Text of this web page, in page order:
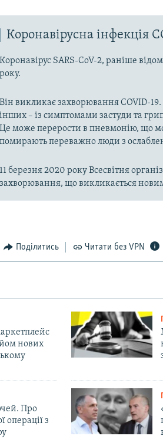
Коронавірусна інфекція
Коронавірус SARS-CoV-2, раніше
року.
Він викликає захворювання COVID-
інших – із симптомами застуди та
Це може перерости в пневмонію, що
помирають переважно люди з
11 березня 2020 року Всесвітня
захворювання, що викликається
Поділитись Читати без VPN
нових
Про
операції з